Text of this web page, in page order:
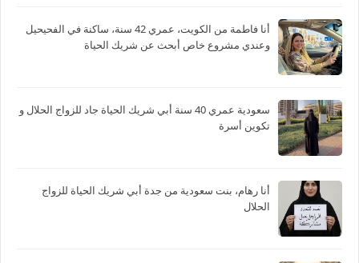
أنا فاطمة من الكويت، عمري 42 سنة، ساكنة في الفحيحيل
وعندي مشروع خاص أبحث عن شريك الحياة
سعودية عمري 40 سنة أبي شريك الحياة جاد للزواج الحلال و
تكوين أسرة
أنا رهام، بنت سعودية من جدة أبي شريك الحياة للزواج
الحلال